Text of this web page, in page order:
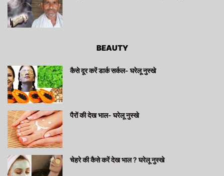
BEAUTY
कैसे दूर करें डार्क सर्कल- घरेलू नुस्खे
पैरों की देख भाल- घरेलू नुस्खे
चेहरे की कैसे करें देख भाल ? घरेलू नुस्खे